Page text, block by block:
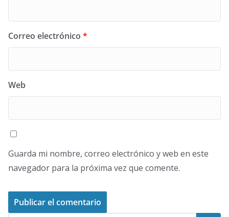
Correo electrónico *
Web
Guarda mi nombre, correo electrónico y web en este
navegador para la próxima vez que comente.